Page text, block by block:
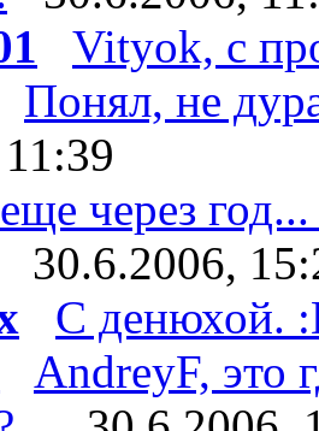
Vityok, с
Понял, не
через
30.6.2006,
С денюхой.
AndreyF, это